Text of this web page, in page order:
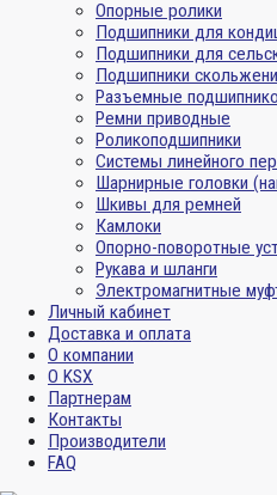
Опорные ролики
Подшипники для
Подшипники для
Подшипники
Разъемные
Ремни приводные
Роликоподшипники
Системы линейного
Шарнирные головки
Шкивы для ремней
Камлоки
Опорно-поворотные
Рукава и шланги
Электромагнитные
Личный кабинет
Доставка и оплата
О компании
О KSX
Партнерам
Контакты
Производители
FAQ